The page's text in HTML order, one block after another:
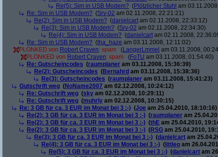
Re(5): Sim in USB Modem? (Plötzlicher Stuhl am
Re: Sim in USB Modem? (Srv-02 am 02.11.2008, 22:21:21)
Re(2): Sim in USB Modem? (danielcart am 02.11.2008, 22:33:12)
Re(3): Sim in USB Modem? (Srv-02 am 02.11.2008, 22:34:30)
Re(4): Sim in USB Modem? (danielcart am 02.11.2008,
Re: Sim in USB Modem? (tha_haze am 03.11.2008, 12:11:02)
PLONKED von Robert Craven: spam (LangerLmmel am 03.11.2008,
PLONKED von Robert Craven: spam (FoTU am 03.11.2008, 01:54:40)
Re: Gutscheincodes (raumplaner am 03.11.2008, 15:36:39)
Re(2): Gutscheincodes (Bernahrd am 03.11.2008, 15:38:36)
Re(3): Gutscheincodes (raumplaner am 03.11.2008, 15:41:23)
Gutschrift weg (NoName2007 am 02.12.2008, 10:24:12)
Re: Gutschrift weg (sky am 02.12.2008, 10:29:11)
Re: Gutschrift weg (muhrly am 02.12.2008, 10:30:15)
Re: 3 GB für ca. 3 EUR im Monat bei 3 :-) (Joe am 25.04.2010, 18:10:16)
Re(2): 3 GB für ca. 3 EUR im Monat bei 3 :-) (raumplaner am
Re(2): 3 GB für ca. 3 EUR im Monat bei 3 :-) (thE am 25.04.2010,
Re(2): 3 GB für ca. 3 EUR im Monat bei 3 :-) (RSG am 25.04.2010,
Re(3): 3 GB für ca. 3 EUR im Monat bei 3 :-) (danielcart am
Re(4): 3 GB für ca. 3 EUR im Monat bei 3 :-) ( littleo am
Re(5): 3 GB für ca. 3 EUR im Monat bei 3 :-) (danielcart am